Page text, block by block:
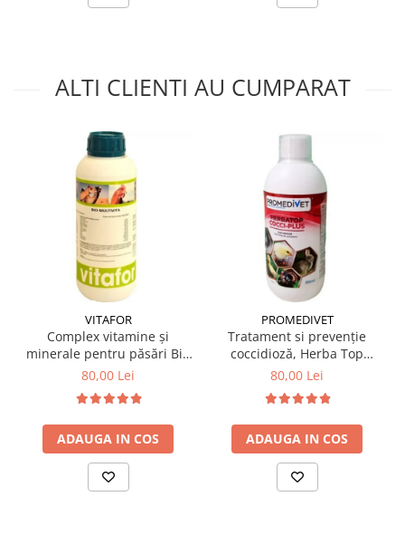
ALTI CLIENTI AU CUMPARAT
VITAFOR
Complex vitamine și
minerale pentru păsări Bio
Multivita, 1 Litru
80,00 Lei
ADAUGA IN COS
PROMEDIVET
Tratament si prevenție
coccidioză, Herba Top
Cocci-Plus 500 ml
80,00 Lei
ADAUGA IN COS